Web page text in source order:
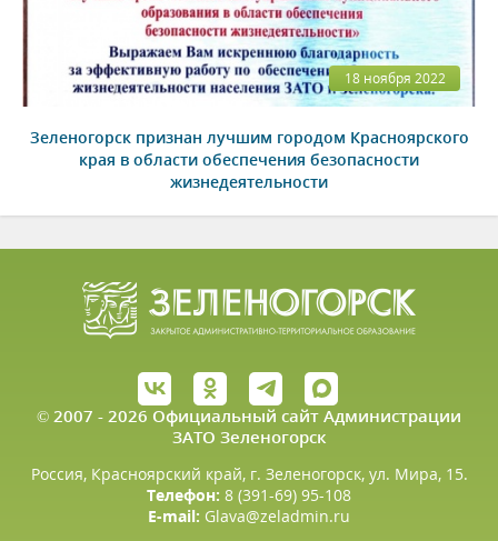
18 ноября 2022
Зеленогорск признан лучшим городом Красноярского
края в области обеспечения безопасности
жизнедеятельности
© 2007 - 2026 Официальный сайт Администрации
ЗАТО Зеленогорск
Россия, Красноярский край, г. Зеленогорск, ул. Мира, 15.
Телефон: 8 (391-69) 95-108
E-mail: Glava@zeladmin.ru